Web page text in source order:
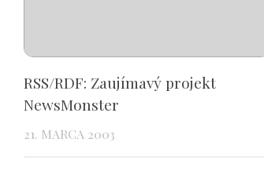
RSS/RDF: Zaujímavý projekt
NewsMonster
21. MARCA 2003